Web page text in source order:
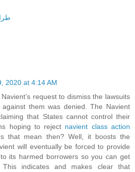
2020 at 4:14 AM
request to dismiss the lawsuits
them was denied. The Navient
that States cannot control their
hoping to reject navient class action
that mean then? Well, it boosts the
will eventually be forced to provide
its harmed borrowers so you can get
This indicates and makes clear that